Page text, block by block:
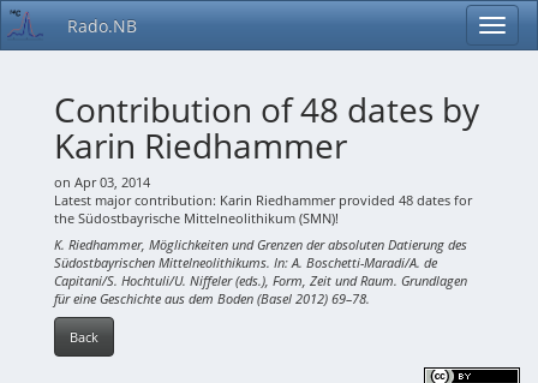
Rado.NB
Contribution of 48 dates by
Karin Riedhammer
on Apr 03, 2014
Latest major contribution: Karin Riedhammer provided 48 dates for
the Südostbayrische Mittelneolithikum (SMN)!
K. Riedhammer, Möglichkeiten und Grenzen der absoluten Datierung des
Südostbayrischen Mittelneolithikums. In: A. Boschetti-Maradi/A. de
Capitani/S. Hochtuli/U. Niffeler (eds.), Form, Zeit und Raum. Grundlagen
für eine Geschichte aus dem Boden (Basel 2012) 69–78.
Back